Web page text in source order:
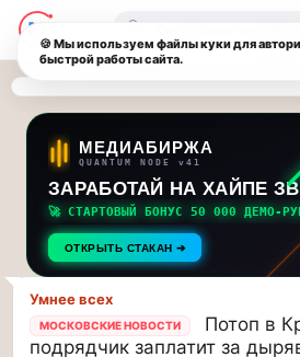
Последние
новости
и
обновления
потока:
Друзья,
приглашаем
на
музыкальную
прогулку
по
Москве
—
Главный
чат-
новости
и
🔍
МЕДИАБИРЖА
QUANTUM NODE v41
ЗАРАБОТАЙ НА ХАЙПЕ
🚀 СТАРТОВЫЙ БОНУС 50 000 ДЕМО-
ОТКРЫТЬ СТАКАН ➔
Умнее всех
МОСКОВСКИЕ НОВОСТИ
Потоп в
подрядчик заплатит за
🍪 Мы используем файлы куки для
быстрой работы сайта.